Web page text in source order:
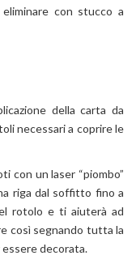
con stucco a
della carta da
necessari a coprire le
con un laser “piombo”
riga dal soffitto fino a
rotolo e ti aiuterà ad
così segnando tutta la
decorata.